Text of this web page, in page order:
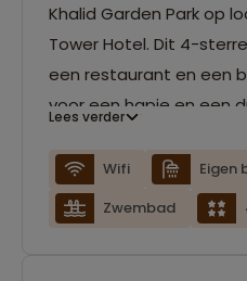
Khalid Garden Park op
Tower Hotel. Dit 4-
een restaurant en een
voor een hapje en een
en comfortabel bed.
maken van de gratis wifi.
Lees verder
Wifi
Eigen
Zwembad